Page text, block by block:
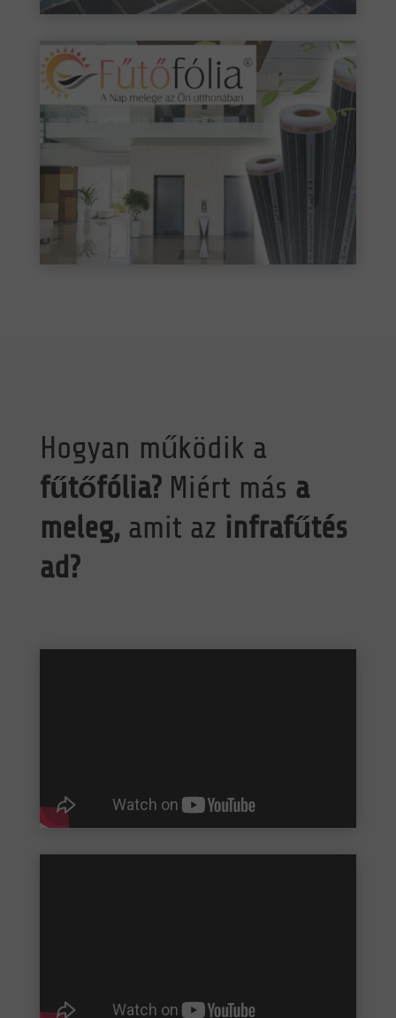
Hogyan működik a
fűtőfólia? Miért más a
meleg, amit az infrafűtés
ad?